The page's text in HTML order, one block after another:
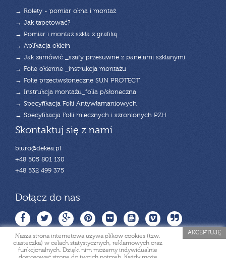
→ Rolety - pomiar okna i montaż
→ Jak tapetować?
→ Pomiar i montaż szkła z grafiką
→ Aplikacja oklein
→ Jak zamówić _szafy przesuwne z panelami szklanymi
→ Folie okienne _instrukcja montażu
→ Folie przeciwsłoneczne SUN PROTECT
→ Instrukcja montażu_folia p/słoneczna
→ Specyfikacja Folii Antywłamaniowych
→ Specyfikacja Folii mlecznych i szronionych PZH
Skontaktuj się z nami
biuro@dekea.pl
+48 505 801 130
+48 532 499 375
Dołącz do nas
Nasza strona internetowa używa plików cookies (tzw.
ciasteczka) w celach statystycznych, reklamowych oraz
funkcjonalnych. Dzięki nim możemy indywidualnie
AKCEPTUJĘ